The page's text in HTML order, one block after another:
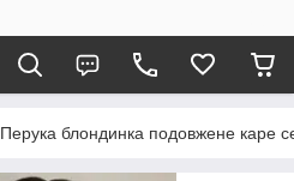
Перука блондинка подовжене каре